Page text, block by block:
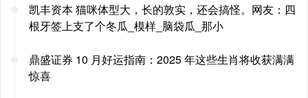
凯丰资本 猫咪体型大，长的敦实，还会搞怪。网友：四
根牙签上支了个冬瓜_模样_脑袋瓜_那小
鼎盛证券 10 月好运指南：2025 年这些生肖将收获满满
惊喜